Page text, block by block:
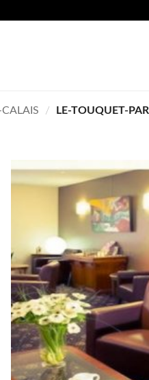
CALAIS /
LE-TOUQUET-